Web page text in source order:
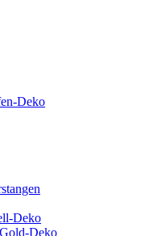
Deko
Deko
Deko